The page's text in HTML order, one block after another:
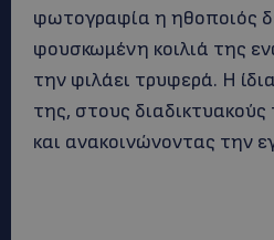
φωτογραφία η ηθοποιός
φουσκωμένη κοιλιά της
την φιλάει τρυφερά. Η
της, στους
και ανακοινώνοντας την